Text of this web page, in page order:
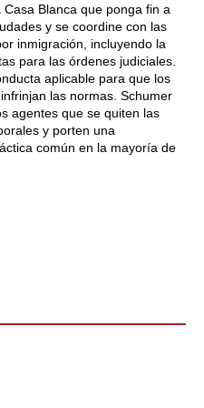
Blanca que ponga fin a
y se coordine con las
inmigración, incluyendo la
para las órdenes judiciales.
aplicable para que los
las normas. Schumer
agentes que se quiten las
y porten una
común en la mayoría de